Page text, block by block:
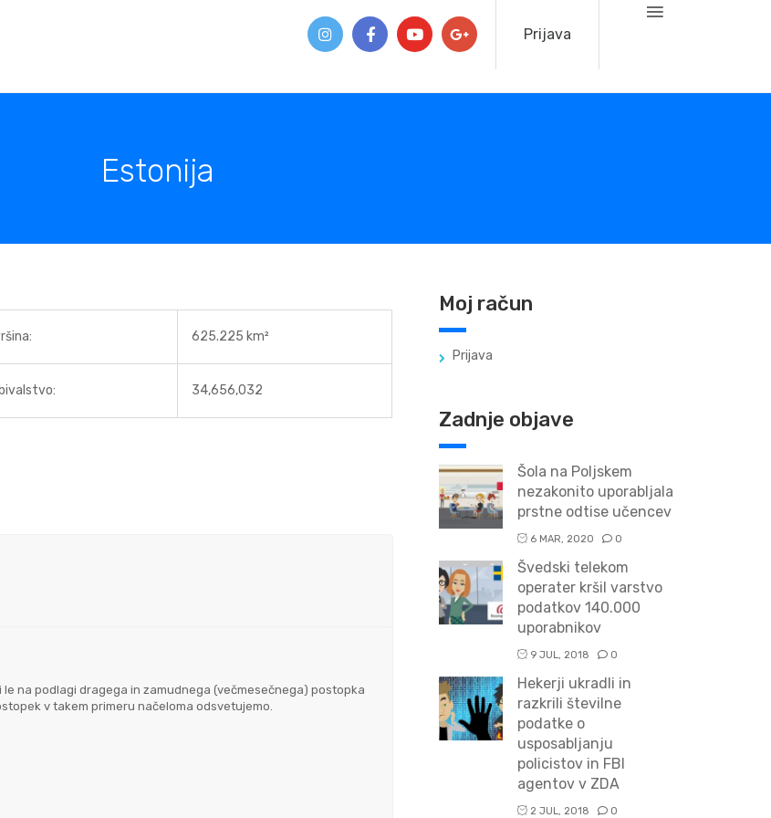
Prijava
Estonija
625.225 km²
34,656,032
na podlagi dragega in zamudnega (večmesečnega) postopka
v takem primeru načeloma odsvetujemo.
Moj račun
Prijava
Zadnje objave
Šola na Poljskem
nezakonito uporabljala
prstne odtise učencev
6 MAR, 2020 0
Švedski telekom
operater kršil varstvo
podatkov 140.000
uporabnikov
9 JUL, 2018 0
Hekerji ukradli in
razkrili številne
podatke o
usposabljanju
policistov in FBI
agentov v ZDA
2 JUL, 2018 0